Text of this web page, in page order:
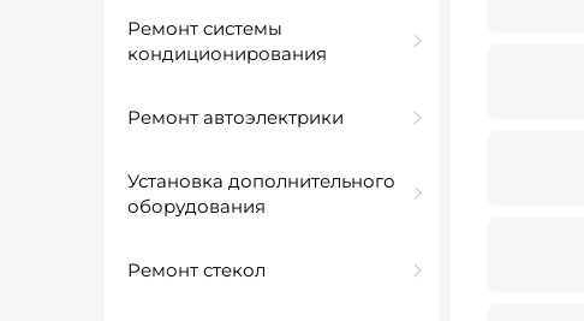
Ремонт системы
кондиционирования
Ремонт автоэлектрики
Установка дополнительного
оборудования
Ремонт стекол